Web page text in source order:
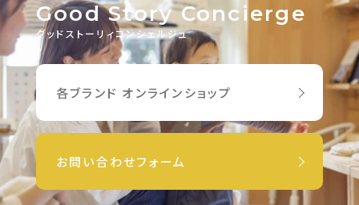
Good Story Concierge
グッドストーリィコンシェルジュ
各ブランド オンラインショップ
お問い合わせフォーム